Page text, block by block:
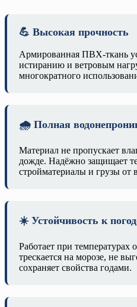
💪 Высокая прочность
Армированная ПВХ-ткань
истиранию и ветровым
многократного
🌧️ Полная
Материал не пропускает
дожде. Надёжно защищает
стройматериалы и грузы от
☀️ Устойчивость к
Работает при температурах
трескается на морозе, не
сохраняет свойства годами.